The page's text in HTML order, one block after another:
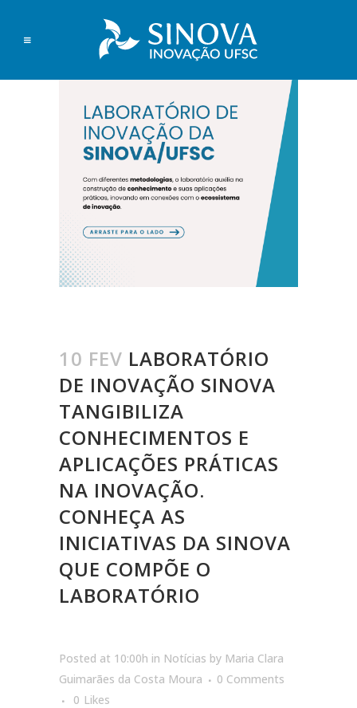
10 FEV LABORATÓRIO
DE INOVAÇÃO SINOVA
TANGIBILIZA
CONHECIMENTOS E
APLICAÇÕES PRÁTICAS
NA INOVAÇÃO.
CONHEÇA AS
INICIATIVAS DA SINOVA
QUE COMPÕE O
LABORATÓRIO
Posted at 10:00h in Notícias by Maria Clara
Guimarães da Costa Moura
0 Comments
0 Likes